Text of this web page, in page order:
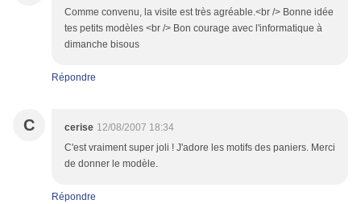
Comme convenu, la visite est très agréable.<br /> Bonne idée
tes petits modèles <br /> Bon courage avec l'informatique à
dimanche bisous
Répondre
C cerise 12/08/2007 18:34
C'est vraiment super joli ! J'adore les motifs des paniers. Merci
de donner le modèle.
Répondre